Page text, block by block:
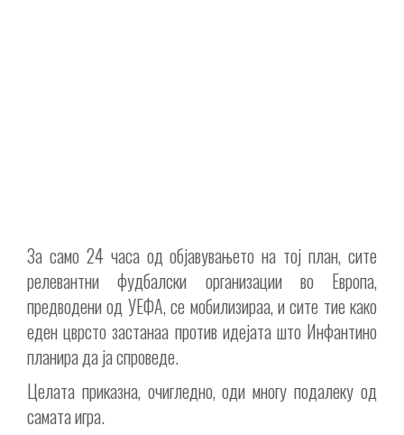
За само 24 часа од објавувањето на тој план, сите
релевантни фудбалски организации во Европа,
предводени од УЕФА, се мобилизираа, и сите тие како
еден цврсто застанаа против идејата што Инфантино
планира да ја спроведе.
Целата приказна, очигледно, оди многу подалеку од
самата игра.